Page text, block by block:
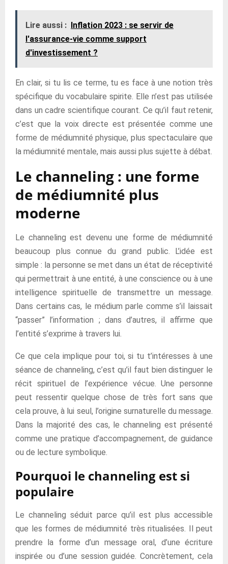
Lire aussi : Inflation 2023 : se servir de
l'assurance-vie comme support
d'investissement ?
En clair, si tu lis ce terme, tu es face à une notion très
spécifique du vocabulaire spirite. Elle n’est pas utilisée
dans un cadre scientifique courant. Ce qu’il faut retenir,
c’est que la voix directe est présentée comme une
forme de médiumnité physique, plus spectaculaire que
la médiumnité mentale, mais aussi plus sujette à débat.
Le channeling : une forme
de médiumnité plus
moderne
Le channeling est devenu une forme de médiumnité
beaucoup plus connue du grand public. L’idée est
simple : la personne se met dans un état de réceptivité
qui permettrait à une entité, à une conscience ou à une
intelligence spirituelle de transmettre un message.
Dans certains cas, le médium parle comme s’il laissait
“passer” l’information ; dans d’autres, il affirme que
l’entité s’exprime à travers lui.
Ce que cela implique pour toi, si tu t’intéresses à une
séance de channeling, c’est qu’il faut bien distinguer le
récit spirituel de l’expérience vécue. Une personne
peut ressentir quelque chose de très fort sans que
cela prouve, à lui seul, l’origine surnaturelle du message.
Dans la majorité des cas, le channeling est présenté
comme une pratique d’accompagnement, de guidance
ou de lecture symbolique.
Pourquoi le channeling est si
populaire
Le channeling séduit parce qu’il est plus accessible
que les formes de médiumnité très ritualisées. Il peut
prendre la forme d’un message oral, d’une écriture
inspirée ou d’une session guidée. Concrètement, cela